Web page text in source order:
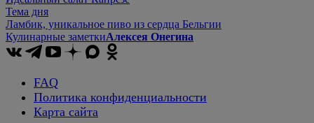
Тема дня
Ламбик, уникальное пиво из сердца Бельгии
Кулинарные заметкиАлексея Онегина
FAQ
Политика конфиденциальности
Карта сайта